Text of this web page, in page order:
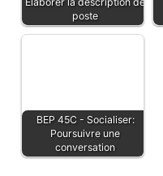
poste
BEP 45C - Socialiser:
Poursuivre une
conversation